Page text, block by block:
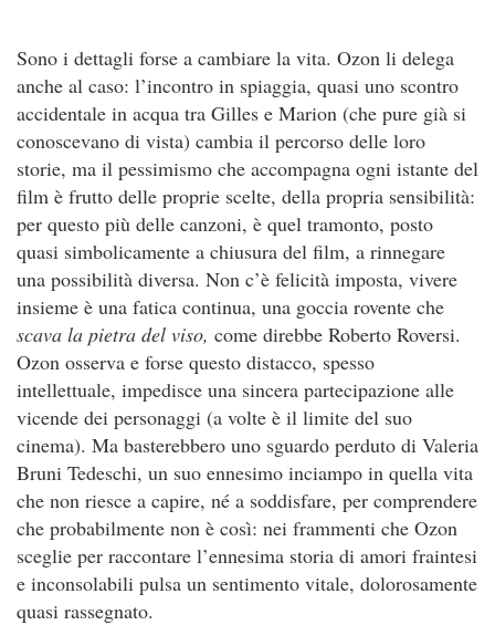
Sono i dettagli forse a cambiare la vita. Ozon li delega
anche al caso: l’incontro in spiaggia, quasi uno scontro
accidentale in acqua tra Gilles e Marion (che pure già si
conoscevano di vista) cambia il percorso delle loro
storie, ma il pessimismo che accompagna ogni istante del
film è frutto delle proprie scelte, della propria sensibilità:
per questo più delle canzoni, è quel tramonto, posto
quasi simbolicamente a chiusura del film, a rinnegare
una possibilità diversa. Non c’è felicità imposta, vivere
insieme è una fatica continua, una goccia rovente che
scava la pietra del viso, come direbbe Roberto Roversi.
Ozon osserva e forse questo distacco, spesso
intellettuale, impedisce una sincera partecipazione alle
vicende dei personaggi (a volte è il limite del suo
cinema). Ma basterebbero uno sguardo perduto di Valeria
Bruni Tedeschi, un suo ennesimo inciampo in quella vita
che non riesce a capire, né a soddisfare, per comprendere
che probabilmente non è così: nei frammenti che Ozon
sceglie per raccontare l’ennesima storia di amori fraintesi
e inconsolabili pulsa un sentimento vitale, dolorosamente
quasi rassegnato.